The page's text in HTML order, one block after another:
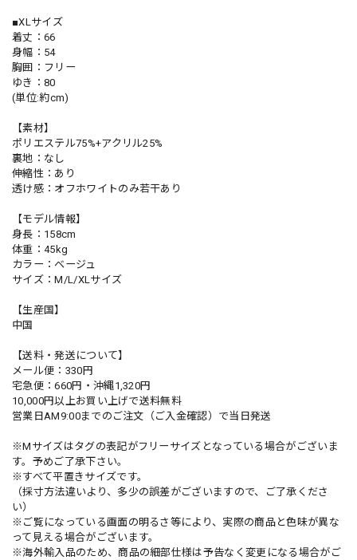
■XLサイズ
着丈：66
身幅：54
胸囲：フリー
ゆき：80
(単位:約cm)
【素材】
ポリエステル75%+アクリル25%
裏地：なし
伸縮性：あり
透け感：オフホワイトのみ若干あり
【モデル情報】
身長：158cm
体重：45kg
カラー：ベージュ
サイズ：M/L/XLサイズ
【生産国】
中国
【送料・発送について】
メール便：330円
宅急便：660円・沖縄1,320円
10,000円以上お買い上げで送料無料
営業日AM9:00までのご注文（ご入金確認）で当日発送
※Mサイズはタグの表記がフリーサイズとなっている場合がございま
す。予めご了承下さい。
※すべて平置きサイズです。
（採寸方法違いより、多少の誤差がございますので、ご了承くださ
い）
※ご覧になっている画面の明るさ等により、実際の商品と色味が異な
って見える場合がございます。
※海外輸入品のため、商品の細部仕様は予告なく変更になる場合がご